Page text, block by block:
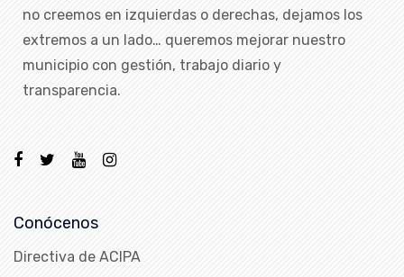
no creemos en izquierdas o derechas, dejamos los
extremos a un lado… queremos mejorar nuestro
municipio con gestión, trabajo diario y
transparencia.
Conócenos
Directiva de ACIPA